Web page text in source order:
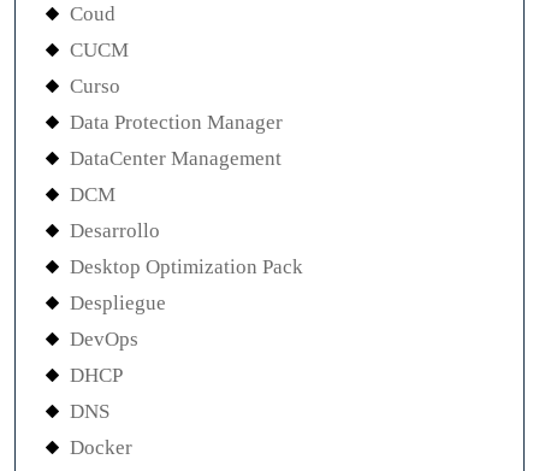
Coud
CUCM
Curso
Data Protection Manager
DataCenter Management
DCM
Desarrollo
Desktop Optimization Pack
Despliegue
DevOps
DHCP
DNS
Docker